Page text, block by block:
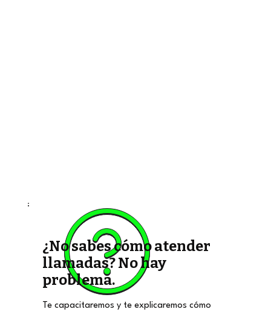
¿No sabes cómo atender
llamadas? No hay
problema.
Te capacitaremos y te explicaremos cómo